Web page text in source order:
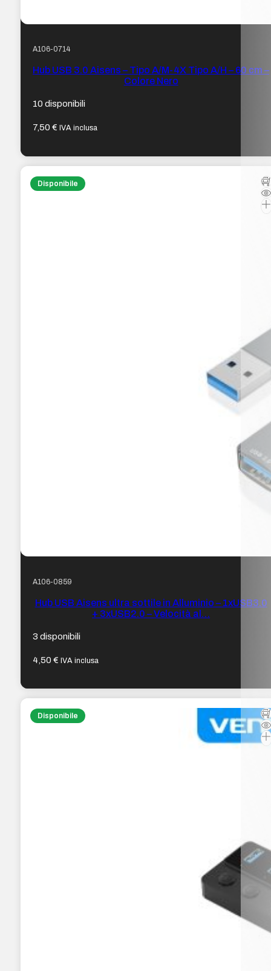
A106-0714
Hub USB 3.0 Aisens – Tipo A/M-4X Tipo A/H – 60 cm –
Colore Nero
10 disponibili
7,50€ IVA inclusa
Disponibile
A106-0859
Hub USB Aisens ultra sottile in Alluminio – 1xUSB3.0
+ 3xUSB2.0 – Velocità al…
3 disponibili
4,50€ IVA inclusa
Disponibile